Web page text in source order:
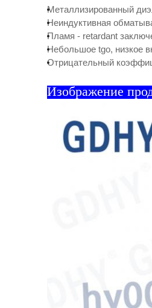
Металлизированный
Неиндуктивная
Пламя - retardant
Небольшое tgo, низкое
Отрицательный
Изображение